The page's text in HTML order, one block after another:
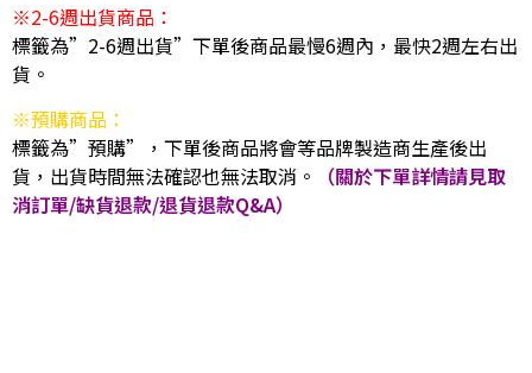
※2-6週出貨商品：
標籤為”2-6週出貨”下單後商品最慢6週內，最快2週左右出
貨。
※預購商品：
標籤為”預購”，下單後商品將會等品牌製造商生產後出
貨，出貨時間無法確認也無法取消。
（關於下單詳情請見取
消訂單/缺貨退款/退貨退款Q&A）